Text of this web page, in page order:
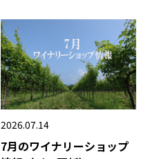
2026.07.14
7月のワイナリーショップ